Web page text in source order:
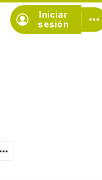
Iniciar
sesión